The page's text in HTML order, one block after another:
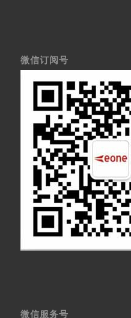
微信订阅号
微信服务号